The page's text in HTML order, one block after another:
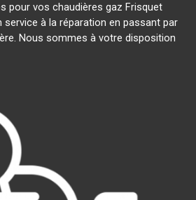
pour vos chaudières gaz Frisquet
service à la réparation en passant par
Nous sommes à votre disposition